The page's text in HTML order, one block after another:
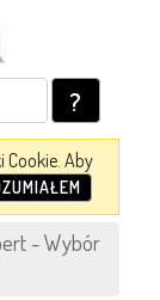
?
Aby
- Wybór